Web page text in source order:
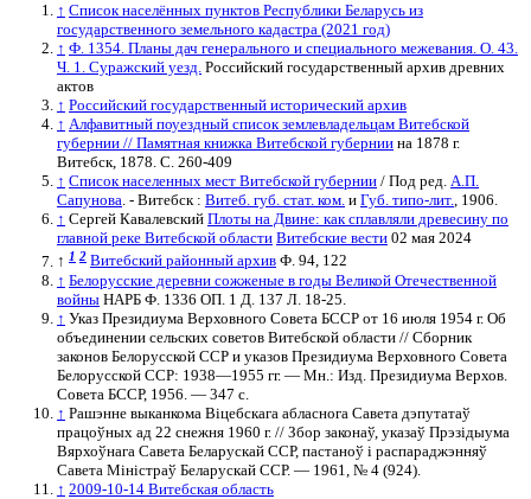
↑ Список населённых пунктов Республики Беларусь из
государственного земельного кадастра (2021 год)
↑ Ф. 1354. Планы дач генерального и специального межевания. О. 43.
Ч. 1. Суражский уезд. Российский государственный архив древних
актов
↑ Российский государственный исторический архив
↑ Алфавитный поуездный список землевладельцам Витебской
губернии // Памятная книжка Витебской губернии на 1878 г.
Витебск, 1878. С. 260-409
↑ Список населенных мест Витебской губернии / Под ред. А.П.
Сапунова. - Витебск : Витеб. губ. стат. ком. и Губ. типо-лит., 1906.
↑ Сергей Кавалевский Плоты на Двине: как сплавляли древесину по
главной реке Витебской области Витебские вести 02 мая 2024
↑ 1 2 Витебский районный архив Ф. 94, 122
↑ Белорусские деревни сожженые в годы Великой Отечественной
войны НАРБ Ф. 1336 ОП. 1 Д. 137 Л. 18-25.
↑ Указ Президиума Верховного Совета БССР от 16 июля 1954 г. Об
объединении сельских советов Витебской области // Сборник
законов Белорусской ССР и указов Президиума Верховного Совета
Белорусской ССР: 1938—1955 гг. — Мн.: Изд. Президиума Верхов.
Совета БССР, 1956. — 347 с.
↑ Рашэнне выканкома Віцебскага абласнога Савета дэпутатаў
працоўных ад 22 снежня 1960 г. // Збор законаў, указаў Прэзідыума
Вярхоўнага Савета Беларускай ССР, пастаноў і распараджэнняў
Савета Міністраў Беларускай ССР. — 1961, № 4 (924).
↑ 2009-10-14 Витебская область